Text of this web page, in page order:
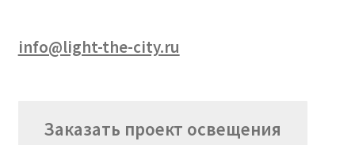
info@light-the-city.ru
Заказать проект освещения